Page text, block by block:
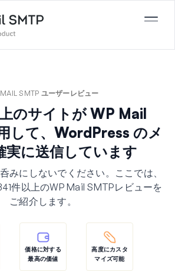
SMTP ユーザーレビュー
のサイトが WP Mail
して、WordPress のメ
実に送信しています
みにしないでください。ここでは、
件以上のWP Mail SMTPレビューを
ご紹介します。
価格に対する
最高の価値
高度にカスタ
マイズ可能